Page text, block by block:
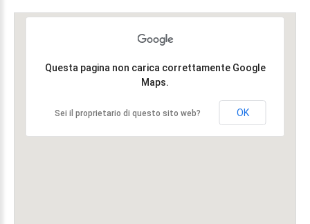
Questa pagina non carica correttamente Google
Maps.
Sei il proprietario di questo sito web? OK